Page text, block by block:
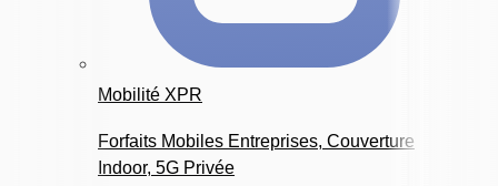
Mobilité XPR
Forfaits Mobiles Entreprises, Couverture
Indoor, 5G Privée